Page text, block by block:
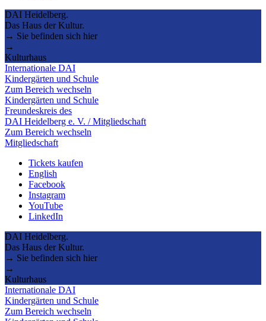
DAI Heidelberg.
Das Haus der Kultur.
→ Sie befinden sich hier
→
Kulturhaus
Internationale DAI
Kindergärten und Schule
Zum Bereich wechseln
Kindergärten und Schule
Freundeskreis des
DAI Heidelberg e. V. / Mitgliedschaft
Zum Bereich wechseln
Mitgliedschaft
Tickets kaufen
English
Facebook
Instagram
YouTube
LinkedIn
DAI Heidelberg.
Das Haus der Kultur.
→ Sie befinden sich hier
→
Kulturhaus
Internationale DAI
Kindergärten und Schule
Zum Bereich wechseln